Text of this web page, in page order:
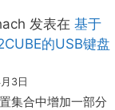
发表在 基于
的USB键盘
3日
集合中增加一部分